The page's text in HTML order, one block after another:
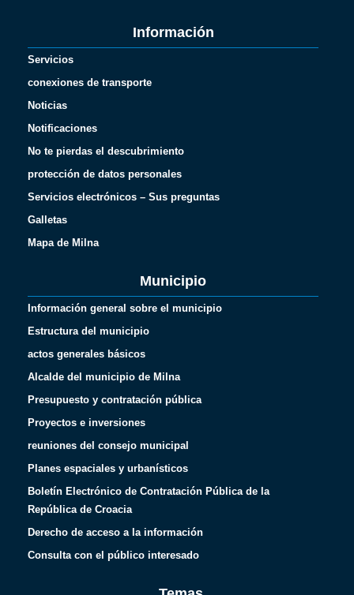
Información
Servicios
conexiones de transporte
Noticias
Notificaciones
No te pierdas el descubrimiento
protección de datos personales
Servicios electrónicos – Sus preguntas
Galletas
Mapa de Milna
Municipio
Información general sobre el municipio
Estructura del municipio
actos generales básicos
Alcalde del municipio de Milna
Presupuesto y contratación pública
Proyectos e inversiones
reuniones del consejo municipal
Planes espaciales y urbanísticos
Boletín Electrónico de Contratación Pública de la
República de Croacia
Derecho de acceso a la información
Consulta con el público interesado